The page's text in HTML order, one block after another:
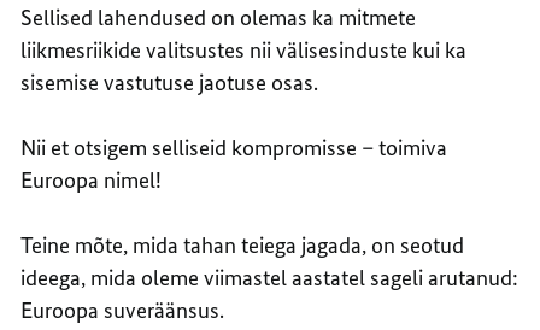
Sellised lahendused on olemas ka mitmete
liikmesriikide valitsustes nii välisesinduste kui ka
sisemise vastutuse jaotuse osas.
Nii et otsigem selliseid kompromisse – toimiva
Euroopa nimel!
Teine mõte, mida tahan teiega jagada, on seotud
ideega, mida oleme viimastel aastatel sageli arutanud:
Euroopa suveräänsus.